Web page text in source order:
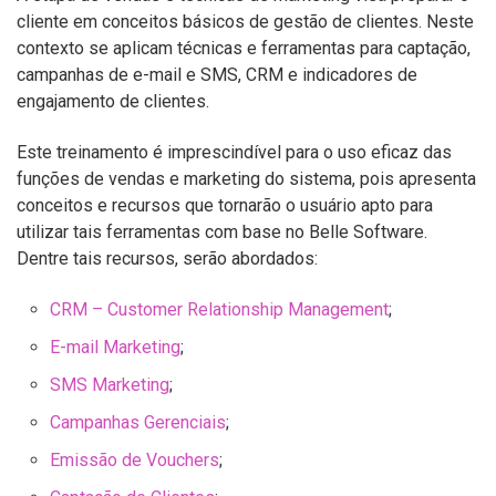
cliente em conceitos básicos de gestão de clientes. Neste
contexto se aplicam técnicas e ferramentas para captação,
campanhas de e-mail e SMS, CRM e indicadores de
engajamento de clientes.
Este treinamento é imprescindível para o uso eficaz das
funções de vendas e marketing do sistema, pois apresenta
conceitos e recursos que tornarão o usuário apto para
utilizar tais ferramentas com base no Belle Software.
Dentre tais recursos, serão abordados:
CRM – Customer Relationship Management;
E-mail Marketing;
SMS Marketing;
Campanhas Gerenciais;
Emissão de Vouchers;